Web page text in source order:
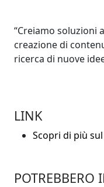
“Creiamo soluzioni
creazione di
ricerca di nuove
LINK
Scopri di più
POTREBBERO